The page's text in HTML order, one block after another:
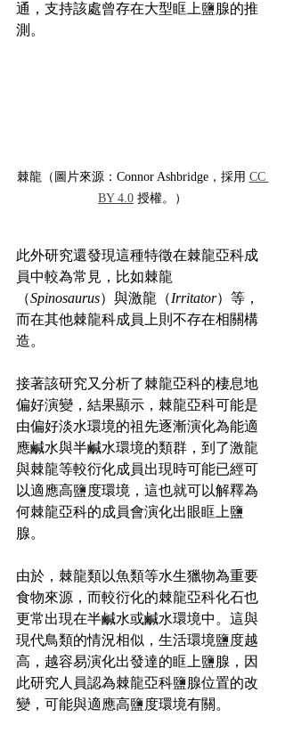
通，支持該處曾存在大型眶上鹽腺的推
測。
棘龍（圖片來源：Connor Ashbridge，採用 CC
BY 4.0 授權。）
此外研究還發現這種特徵在棘龍亞科成
員中較為常見，比如棘龍
（Spinosaurus）與激龍（Irritator）等，
而在其他棘龍科成員上則不存在相關構
造。
接著該研究又分析了棘龍亞科的棲息地
偏好演變，結果顯示，棘龍亞科可能是
由偏好淡水環境的祖先逐漸演化為能適
應鹹水與半鹹水環境的類群，到了激龍
與棘龍等較衍化成員出現時可能已經可
以適應高鹽度環境，這也就可以解釋為
何棘龍亞科的成員會演化出眼眶上鹽
腺。
由於，棘龍類以魚類等水生獵物為重要
食物來源，而較衍化的棘龍亞科化石也
更常出現在半鹹水或鹹水環境中。這與
現代鳥類的情況相似，生活環境鹽度越
高，越容易演化出發達的眶上鹽腺，因
此研究人員認為棘龍亞科鹽腺位置的改
變，可能與適應高鹽度環境有關。